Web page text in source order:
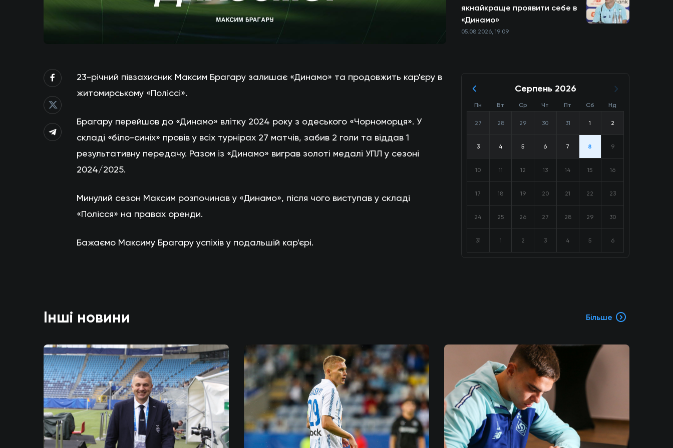
23-річний півзахисник Максим Брагару залишає «Динамо» та продовжить кар'єру в
житомирському «Поліcсі».
Брагару перейшов до «Динамо» влітку 2024 року з одеського «Чорноморця». У
складі «біло-синіх» провів у всіх турнірах 27 матчів, забив 2 голи та віддав 1
результативну передачу. Разом із «Динамо» виграв золоті медалі УПЛ у сезоні
2024/2025.
Минулий сезон Максим розпочинав у «Динамо», після чого виступав у складі
«Полісся» на правах оренди.
Бажаємо Максиму Брагару успіхів у подальшій кар'єрі.
якнайкраще проявити себе в
«Динамо»
05.08.2026, 19:09
Серпень 2026
Пн Вт Ср Чт Пт Сб Нд
27 28 29 30 31 1 2
3 4 5 6 7 8 9
10 11 12 13 14 15 16
17 18 19 20 21 22 23
24 25 26 27 28 29 30
31 1 2 3 4 5 6
Інші новини Більше